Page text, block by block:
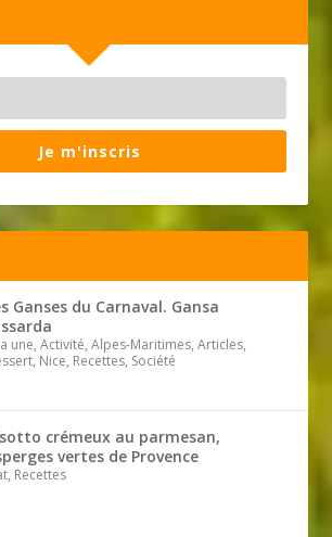
Je m'inscris
Ganses du Carnaval. Gansa
une, Activité, Alpes-Maritimes, Articles,
Nice, Recettes, Société
crémeux au parmesan,
vertes de Provence
Recettes